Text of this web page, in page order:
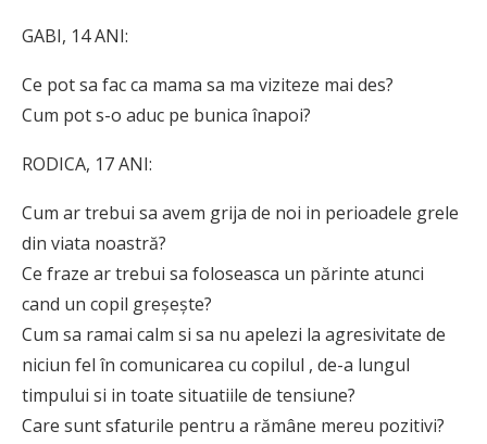
GABI, 14 ANI:
Ce pot sa fac ca mama sa ma viziteze mai des?
Cum pot s-o aduc pe bunica înapoi?
RODICA, 17 ANI:
Cum ar trebui sa avem grija de noi in perioadele grele
din viata noastră?
Ce fraze ar trebui sa foloseasca un părinte atunci
cand un copil greșește?
Cum sa ramai calm si sa nu apelezi la agresivitate de
niciun fel în comunicarea cu copilul , de-a lungul
timpului si in toate situatiile de tensiune?
Care sunt sfaturile pentru a rămâne mereu pozitivi?